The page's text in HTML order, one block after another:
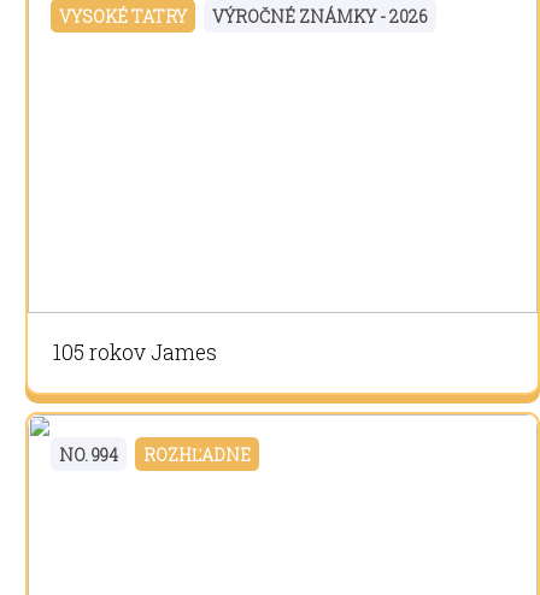
105 rokov James
VYSOKÉ TATRY VÝROČNÉ ZNÁMKY - 2026
NO. 994 ROZHĽADNE